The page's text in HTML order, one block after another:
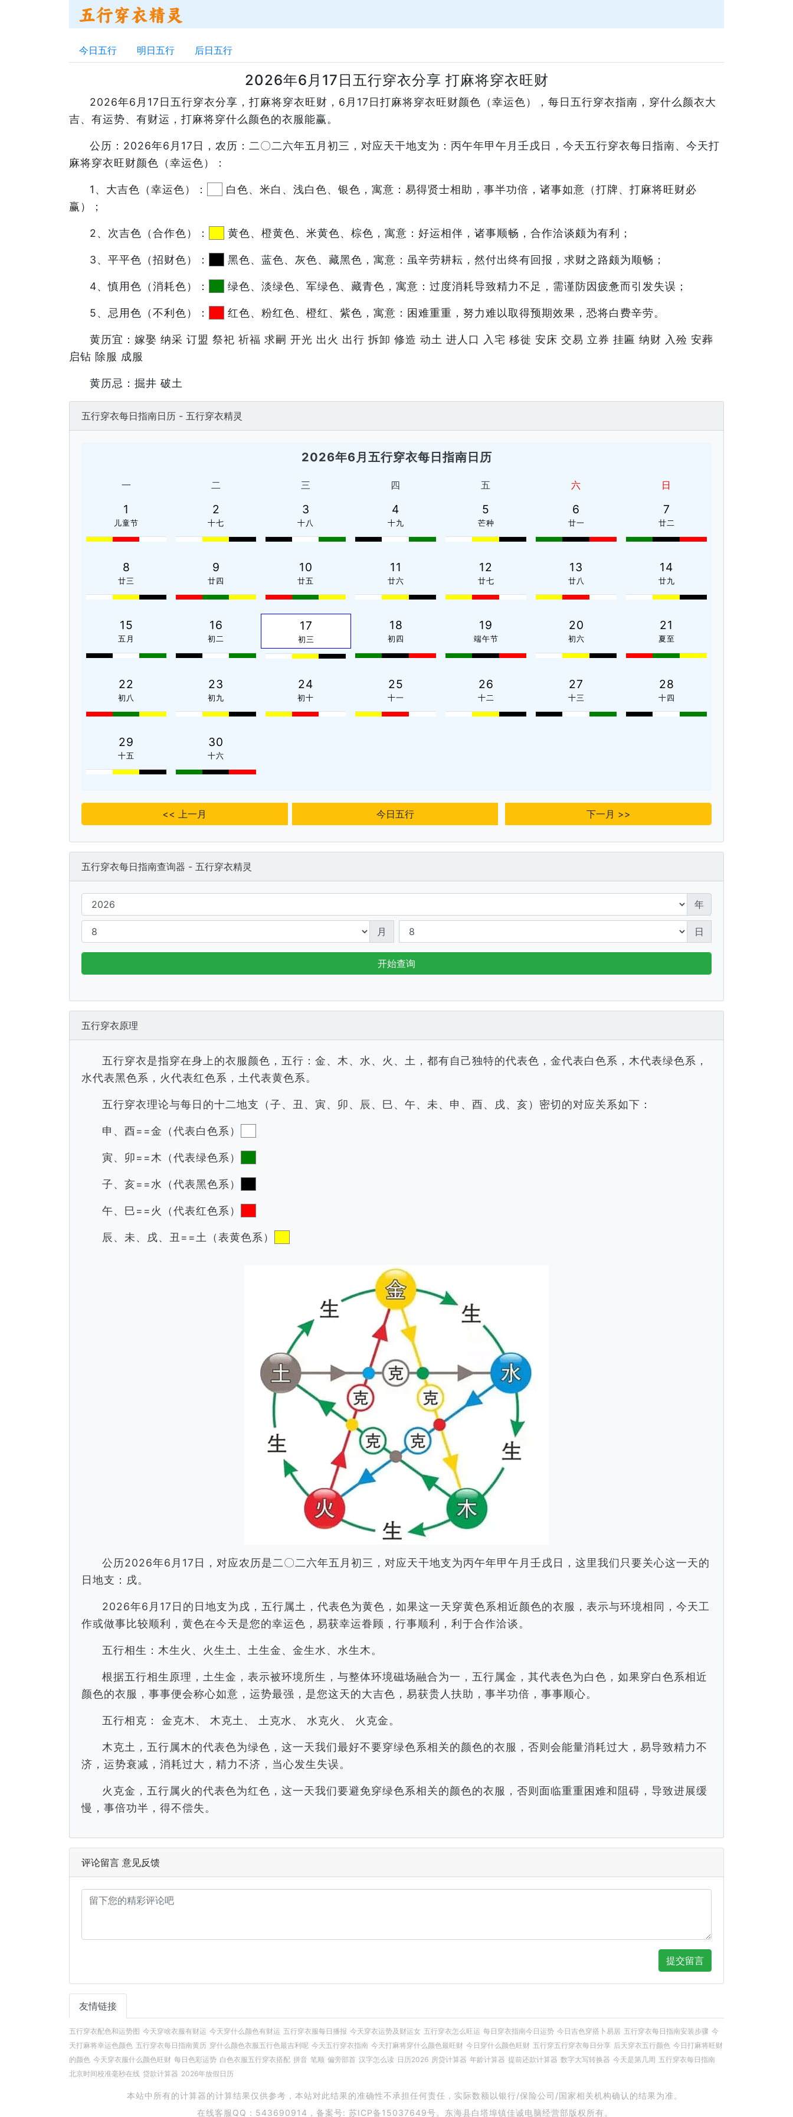
今日五行 明日五行 后日五行
2026年6月17日五行穿衣分享 打麻将穿衣旺财
2026年6月17日五行穿衣分享，打麻将穿衣旺财，6月17日打麻将穿衣旺财颜色（幸运色），每日五行穿衣指南，穿什么颜衣大
吉、有运势、有财运，打麻将穿什么颜色的衣服能赢。
公历：2026年6月17日，农历：二〇二六年五月初三，对应天干地支为：丙午年甲午月壬戌日，今天五行穿衣每日指南、今天打
麻将穿衣旺财颜色（幸运色）：
1、大吉色（幸运色）：
白色、米白、浅白色、银色，寓意：易得贤士相助，事半功倍，诸事如意（打牌、打麻将旺财必
赢）；
2、次吉色（合作色）： 黄色、橙黄色、米黄色、棕色，寓意：好运相伴，诸事顺畅，合作洽谈颇为有利；
3、平平色（招财色）： 黑色、蓝色、灰色、藏黑色，寓意：虽辛劳耕耘，然付出终有回报，求财之路颇为顺畅；
4、慎用色（消耗色）： 绿色、淡绿色、军绿色、藏青色，寓意：过度消耗导致精力不足，需谨防因疲惫而引发失误；
5、忌用色（不利色）： 红色、粉红色、橙红、紫色，寓意：困难重重，努力难以取得预期效果，恐将白费辛劳。
黄历宜：嫁娶 纳采 订盟 祭祀 祈福 求嗣 开光 出火 出行 拆卸 修造 动土 进人口 入宅 移徙 安床 交易 立券 挂匾 纳财 入殓 安葬
启钻 除服 成服
黄历忌：掘井 破土
五行穿衣每日指南日历 - 五行穿衣精灵
2026年6月五行穿衣每日指南日历
一 二 三 四 五 六 日
1
儿童节
2
十七
3
十八
4
十九
5
芒种
6
廿一
7
廿二
8
廿三
9
廿四
10
廿五
11
廿六
12
廿七
13
廿八
14
廿九
15
五月
16
初二
17
初三
18
初四
19
端午节
20
初六
21
夏至
22
初八
23
初九
24
初十
25
十一
26
十二
27
十三
28
十四
29
十五
30
十六
<< 上一月 今日五行 下一月 >>
五行穿衣每日指南查询器 - 五行穿衣精灵
年
月 日
开始查询
五行穿衣原理
五行穿衣是指穿在身上的衣服颜色，五行：金、木、水、火、土，都有自己独特的代表色，金代表白色系，木代表绿色系，
水代表黑色系，火代表红色系，土代表黄色系。
五行穿衣理论与每日的十二地支（子、丑、寅、卯、辰、巳、午、未、申、酉、戌、亥）密切的对应关系如下：
申、酉==金（代表白色系）
寅、卯==木（代表绿色系）
子、亥==水（代表黑色系）
午、巳==火（代表红色系）
辰、未、戌、丑==土（表黄色系）
公历2026年6月17日，对应农历是二〇二六年五月初三，对应天干地支为丙午年甲午月壬戌日，这里我们只要关心这一天的
日地支：戌。
2026年6月17日的日地支为戌，五行属土，代表色为黄色，如果这一天穿黄色系相近颜色的衣服，表示与环境相同，今天工
作或做事比较顺利，黄色在今天是您的幸运色，易获幸运眷顾，行事顺利，利于合作洽谈。
五行相生：木生火、火生土、土生金、金生水、水生木。
根据五行相生原理，土生金，表示被环境所生，与整体环境磁场融合为一，五行属金，其代表色为白色，如果穿白色系相近
颜色的衣服，事事便会称心如意，运势最强，是您这天的大吉色，易获贵人扶助，事半功倍，事事顺心。
五行相克： 金克木、 木克土、 土克水、 水克火、 火克金。
木克土，五行属木的代表色为绿色，这一天我们最好不要穿绿色系相关的颜色的衣服，否则会能量消耗过大，易导致精力不
济，运势衰减，消耗过大，精力不济，当心发生失误。
火克金，五行属火的代表色为红色，这一天我们要避免穿绿色系相关的颜色的衣服，否则面临重重困难和阻碍，导致进展缓
慢，事倍功半，得不偿失。
评论留言 意见反馈
提交留言
友情链接
五行穿衣配色和运势图 今天穿啥衣服有财运 今天穿什么颜色有财运 五行穿衣服每日播报 今天穿衣运势及财运女 五行穿衣怎么旺运 每日穿衣指南今日运势 今日吉色穿搭卜易居 五行穿衣每日指南安装步骤 今
天打麻将幸运色颜色 五行穿衣每日指南黄历 穿什么颜色衣服五行色最吉利呢 今天五行穿衣指南 今天打麻将穿什么颜色最旺财 今日穿什么颜色旺财 五行穿五行穿衣每日分享 后天穿衣五行颜色 今日打麻将旺财
的颜色 今天穿衣服什么颜色旺财 每日色彩运势 白色衣服五行穿衣搭配 拼音 笔顺 偏旁部首 汉字怎么读 日历2026 房贷计算器 年龄计算器 提前还款计算器 数字大写转换器 今天是第几周 五行穿衣每日指南
北京时间校准毫秒在线 贷款计算器 2026年放假日历
本站中所有的计算器的计算结果仅供参考，本站对此结果的准确性不承担任何责任，实际数额以银行/保险公司/国家相关机构确认的结果为准。
在线客服QQ：543690914，备案号: 苏ICP备15037649号。东海县白塔埠镇佳诚电脑经营部版权所有。